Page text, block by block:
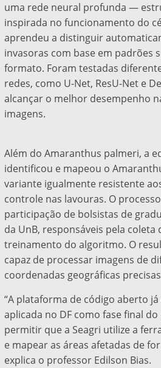
uma rede neural profunda —
inspirada no funcionamento do
aprendeu a distinguir
invasoras com base em padrões
formato. Foram testadas
redes, como U-Net, ResU-Net e
alcançar o melhor desempenho
imagens.
Além do Amaranthus palmeri, a
identificou e mapeou o
variante igualmente resistente
controle nas lavouras. O
participação de bolsistas de
da UnB, responsáveis pela coleta
treinamento do algoritmo. O
capaz de processar imagens de
coordenadas geográficas
“A plataforma de código aberto
aplicada no DF como fase final
permitir que a Seagri utilize a
e mapear as áreas afetadas de
explica o professor Edilson Bias.